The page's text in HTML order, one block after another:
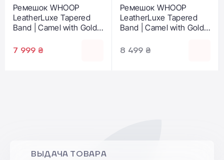
Ремешок WHOOP
LeatherLuxe Tapered
Band | Camel with Gold -
MG (810114362266)
7 999 ₴
Ремешок WHOOP
LeatherLuxe Tapered
Band | Camel with Gold -
MG (810114362259)
8 499 ₴
ВЫДАЧА ТОВАРА